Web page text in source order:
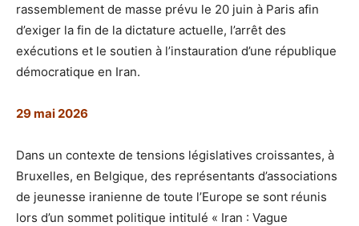
rassemblement de masse prévu le 20 juin à Paris afin
d’exiger la fin de la dictature actuelle, l’arrêt des
exécutions et le soutien à l’instauration d’une république
démocratique en Iran.
29 mai 2026
Dans un contexte de tensions législatives croissantes, à
Bruxelles, en Belgique, des représentants d’associations
de jeunesse iranienne de toute l’Europe se sont réunis
lors d’un sommet politique intitulé « Iran : Vague